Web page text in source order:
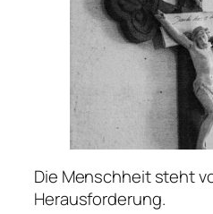
Die Menschheit steht
Herausforderung.